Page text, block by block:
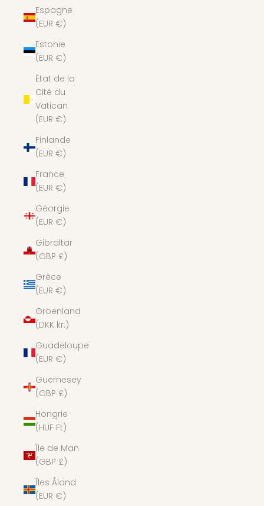
Espagne
(EUR €)
Estonie
(EUR €)
État de la
Cité du
Vatican
(EUR €)
Finlande
(EUR €)
France
(EUR €)
Géorgie
(EUR €)
Gibraltar
(GBP £)
Grèce
(EUR €)
Groenland
(DKK kr.)
Guadeloupe
(EUR €)
Guernesey
(GBP £)
Hongrie
(HUF Ft)
Île de Man
(GBP £)
Îles Åland
(EUR €)